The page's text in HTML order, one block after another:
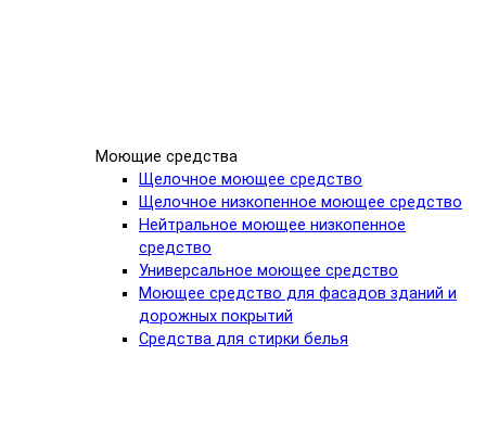
Моющие средства
Щелочное моющее средство
Щелочное низкопенное моющее средство
Нейтральное моющее низкопенное
средство
Универсальное моющее средство
Моющее средство для фасадов зданий и
дорожных покрытий
Средства для стирки белья